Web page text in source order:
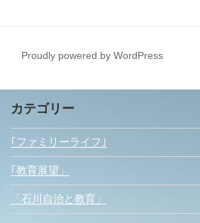
Proudly powered by WordPress
カテゴリー
｢ファミリーライフ｣
｢教育展望」
「石川自治と教育」